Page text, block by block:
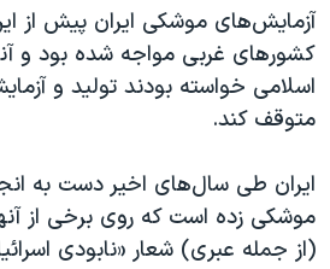
آزمایش‌های موشکی ایران پیش از
کشورهای غربی مواجه شده بود و
اسلامی خواسته بودند تولید و
متوقف کند.
ایران طی سال‌های اخیر دست به
موشکی زده است که روی برخی از
(از جمله عبری) شعار «نابودی